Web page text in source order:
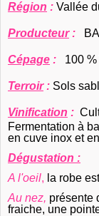
Région : Vallée
Producteur:
Cépage : 100
Terroir: Sols
Vinification :
Fermentation à
en cuve inox et
Dégustation :
A l'oeil, la robe
Au nez, présente
fraiche, une